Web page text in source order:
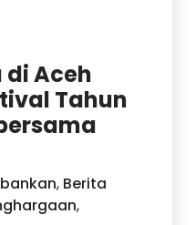
di Aceh
Tahun
, Berita
,